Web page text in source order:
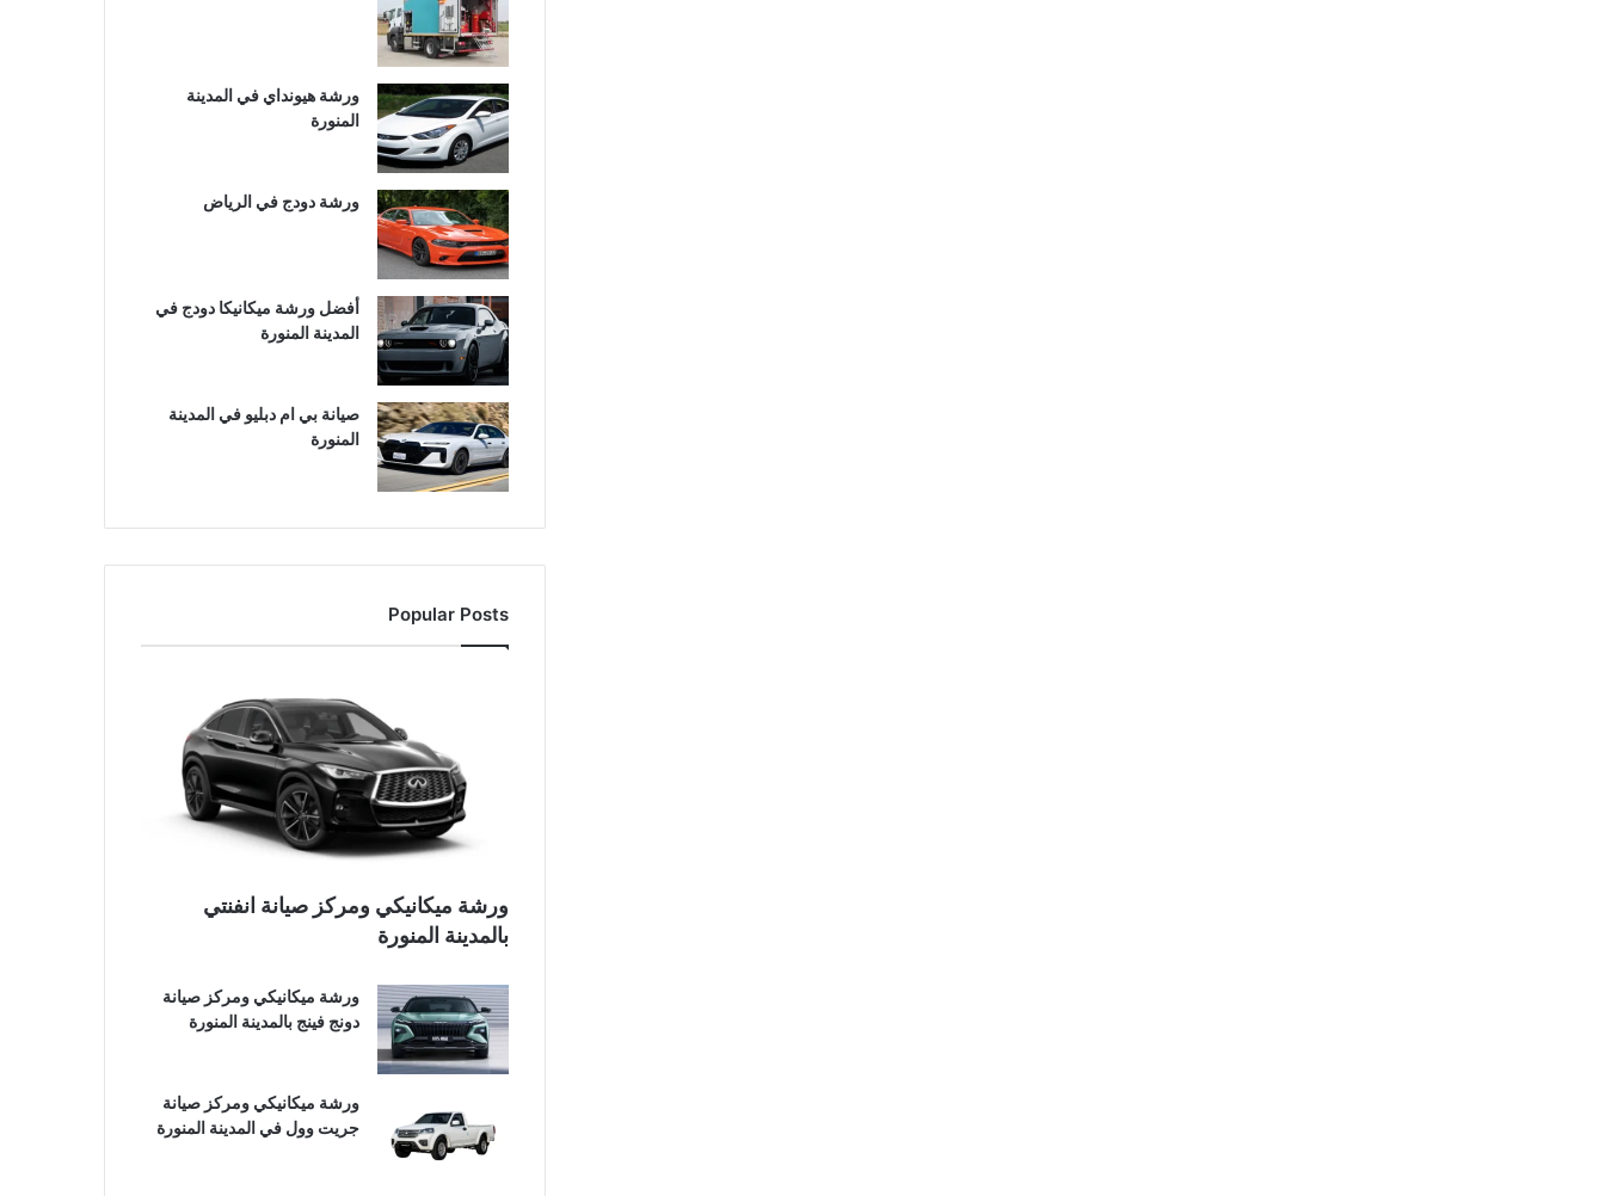
ورشة هيونداي في المدينة
المنورة
ورشة دودج في الرياض
أفضل ورشة ميكانيكا دودج في
المدينة المنورة
صيانة بي ام دبليو في المدينة
المنورة
Popular Posts
ورشة ميكانيكي ومركز صيانة انفنتي
بالمدينة المنورة
ورشة ميكانيكي ومركز صيانة
دونج فينج بالمدينة المنورة
ورشة ميكانيكي ومركز صيانة
جريت وول في المدينة المنورة